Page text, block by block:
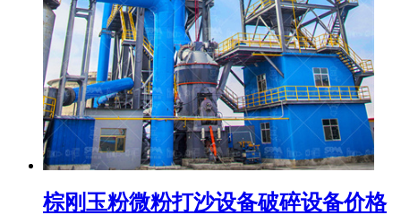
棕刚玉粉微粉打沙设备破碎设备价格